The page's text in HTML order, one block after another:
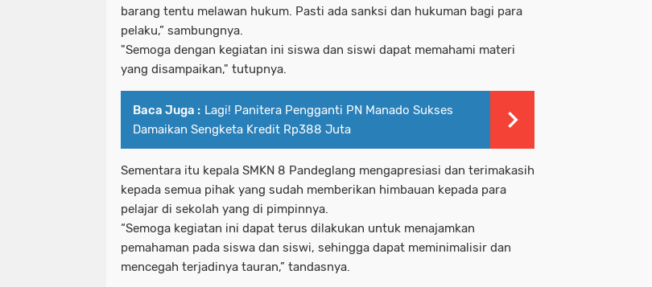
barang tentu melawan hukum. Pasti ada sanksi dan hukuman bagi para
pelaku,” sambungnya.
"Semoga dengan kegiatan ini siswa dan siswi dapat memahami materi
yang disampaikan," tutupnya.
Baca Juga : Lagi! Panitera Pengganti PN Manado Sukses
Damaikan Sengketa Kredit Rp388 Juta
Sementara itu kepala SMKN 8 Pandeglang mengapresiasi dan terimakasih
kepada semua pihak yang sudah memberikan himbauan kepada para
pelajar di sekolah yang di pimpinnya.
“Semoga kegiatan ini dapat terus dilakukan untuk menajamkan
pemahaman pada siswa dan siswi, sehingga dapat meminimalisir dan
mencegah terjadinya tauran,” tandasnya.